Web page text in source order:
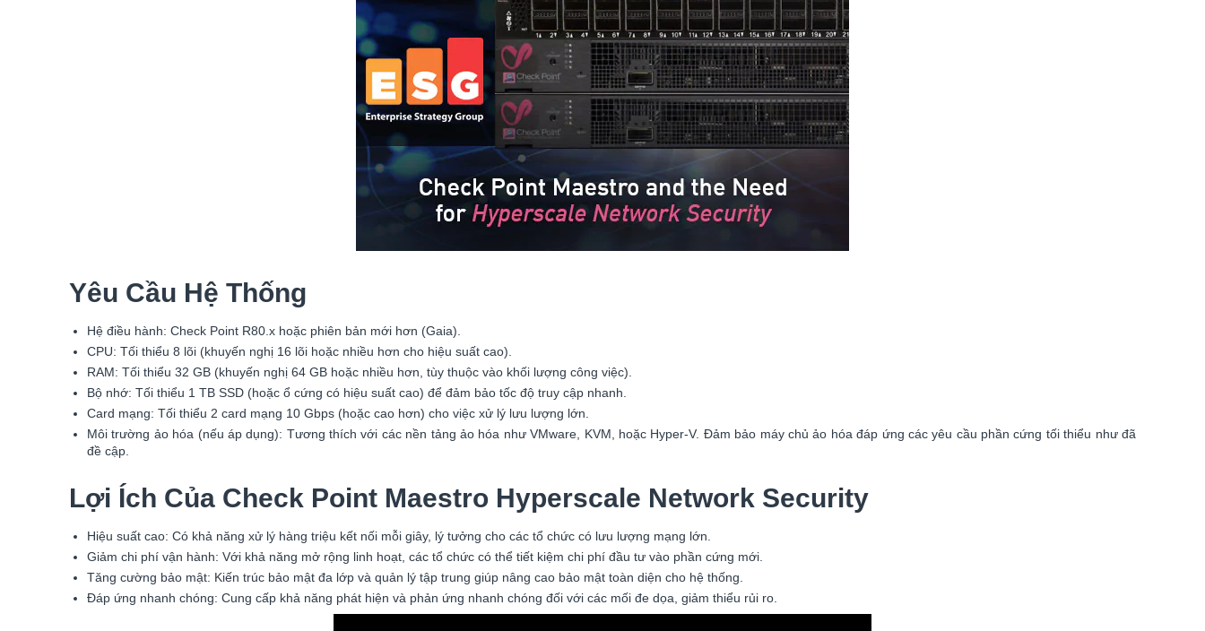
Yêu Cầu Hệ Thống
Hệ điều hành: Check Point R80.x hoặc phiên bản mới hơn (Gaia).
CPU: Tối thiểu 8 lõi (khuyến nghị 16 lõi hoặc nhiều hơn cho hiệu suất cao).
RAM: Tối thiểu 32 GB (khuyến nghị 64 GB hoặc nhiều hơn, tùy thuộc vào khối lượng công việc).
Bộ nhớ: Tối thiểu 1 TB SSD (hoặc ổ cứng có hiệu suất cao) để đảm bảo tốc độ truy cập nhanh.
Card mạng: Tối thiểu 2 card mạng 10 Gbps (hoặc cao hơn) cho việc xử lý lưu lượng lớn.
Môi trường ảo hóa (nếu áp dụng): Tương thích với các nền tảng ảo hóa như VMware, KVM, hoặc Hyper-V. Đảm bảo máy chủ ảo hóa đáp ứng các yêu cầu phần cứng tối thiểu như đã
đề cập.
Lợi Ích Của Check Point Maestro Hyperscale Network Security
Hiệu suất cao: Có khả năng xử lý hàng triệu kết nối mỗi giây, lý tưởng cho các tổ chức có lưu lượng mạng lớn.
Giảm chi phí vận hành: Với khả năng mở rộng linh hoạt, các tổ chức có thể tiết kiệm chi phí đầu tư vào phần cứng mới.
Tăng cường bảo mật: Kiến trúc bảo mật đa lớp và quản lý tập trung giúp nâng cao bảo mật toàn diện cho hệ thống.
Đáp ứng nhanh chóng: Cung cấp khả năng phát hiện và phản ứng nhanh chóng đối với các mối đe dọa, giảm thiểu rủi ro.